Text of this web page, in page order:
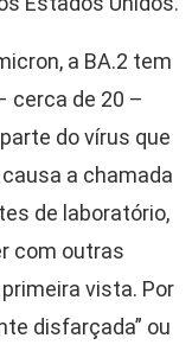
a BA.2 tem
cerca de 20 –
do vírus que
a chamada
de laboratório,
com outras
vista. Por
disfarçada” ou